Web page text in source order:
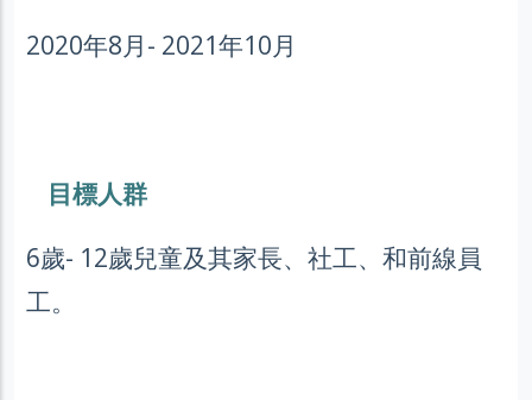
2020年8月- 2021年10月
目標人群
6歲- 12歲兒童及其家長、社工、和前線員
工。